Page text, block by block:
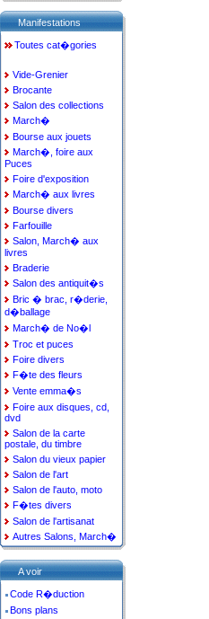
Manifestations
Toutes cat�gories
Vide-Grenier
Brocante
Salon des collections
March�
Bourse aux jouets
March�, foire aux
Puces
Foire d'exposition
March� aux livres
Bourse divers
Farfouille
Salon, March� aux
livres
Braderie
Salon des antiquit�s
Bric � brac, r�derie,
d�ballage
March� de No�l
Troc et puces
Foire divers
F�te des fleurs
Vente emma�s
Foire aux disques, cd,
dvd
Salon de la carte
postale, du timbre
Salon du vieux papier
Salon de l'art
Salon de l'auto, moto
F�tes divers
Salon de l'artisanat
Autres Salons, March�
A voir
Code R�duction
Bons plans